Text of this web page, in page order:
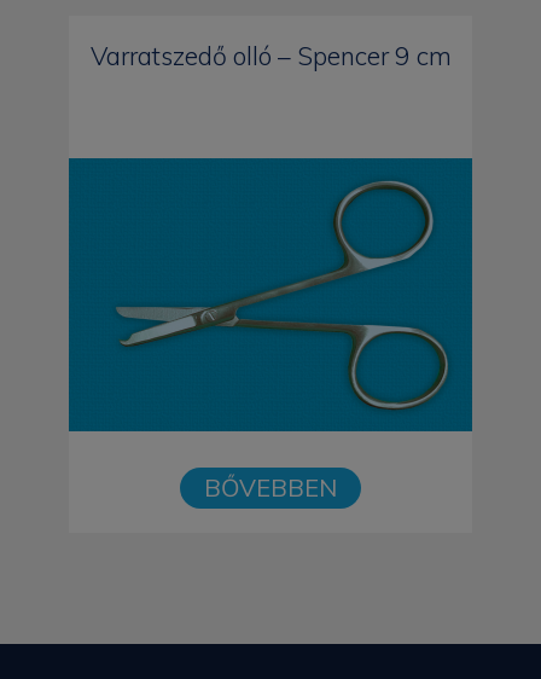
Varratszedő olló – Spencer 9 cm
BŐVEBBEN